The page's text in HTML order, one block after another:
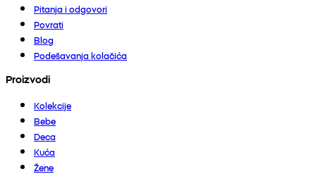
Pitanja i odgovori
Povrati
Blog
Podešavanja kolačića
Proizvodi
Kolekcije
Bebe
Deca
Kuća
Žene